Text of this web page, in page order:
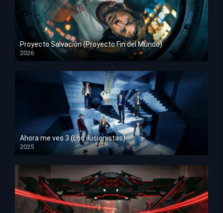
Proyecto Salvación (Proyecto Fin del Mundo)
2026
HD 1080p
Ahora me ves 3 (Los ilusionistas)
2025
HD 1080p